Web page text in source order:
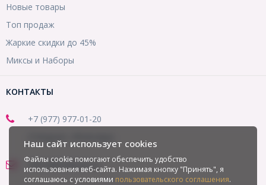
Новые товары
Топ продаж
Жаркие скидки до 45%
Миксы и Наборы
КОНТАКТЫ
+7 (977) 977-01-20
office@mirbusin.ru
Наш сайт использует cookies
Файлы cookie помогают обеспечить удобство
использования веб-сайта. Нажимая кнопку "Принять", я
соглашаюсь с условиями пользовательского соглашения.